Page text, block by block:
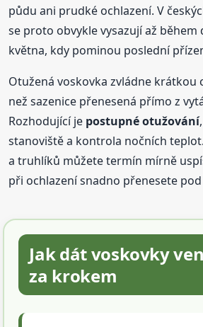
půdu ani prudké ochlazení. V
se proto obvykle vysazují až
května, kdy pominou poslední
Otužená voskovka zvládne krátkou
než sazenice přenesená přímo z
Rozhodující je postupné otužování
stanoviště a kontrola nočních
a truhlíků můžete termín mírně
při ochlazení snadno přenesete
Jak dát voskovky
za krokem